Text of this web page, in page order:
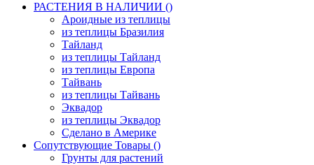
РАСТЕНИЯ В НАЛИЧИИ ()
Ароидные из теплицы
из теплицы Бразилия
Тайланд
из теплицы Тайланд
из теплицы Европа
Тайвань
из теплицы Тайвань
Эквадор
из теплицы Эквадор
Сделано в Америке
Сопутствующие Товары ()
Грунты для растений